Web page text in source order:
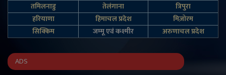
तमिलनाडु
तेलंगाना
त्रिपुरा
हरियाणा
हिमाचल प्रदेश
मिज़ोरम
सिक्किम
जम्‍मू एवं कश्‍मीर अरुणाचल प्रदेश
ADS